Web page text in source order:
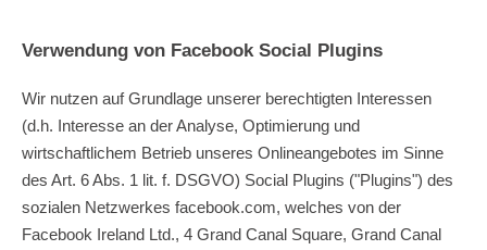
Verwendung von Facebook Social Plugins
Wir nutzen auf Grundlage unserer berechtigten Interessen
(d.h. Interesse an der Analyse, Optimierung und
wirtschaftlichem Betrieb unseres Onlineangebotes im Sinne
des Art. 6 Abs. 1 lit. f. DSGVO) Social Plugins ("Plugins") des
sozialen Netzwerkes facebook.com, welches von der
Facebook Ireland Ltd., 4 Grand Canal Square, Grand Canal